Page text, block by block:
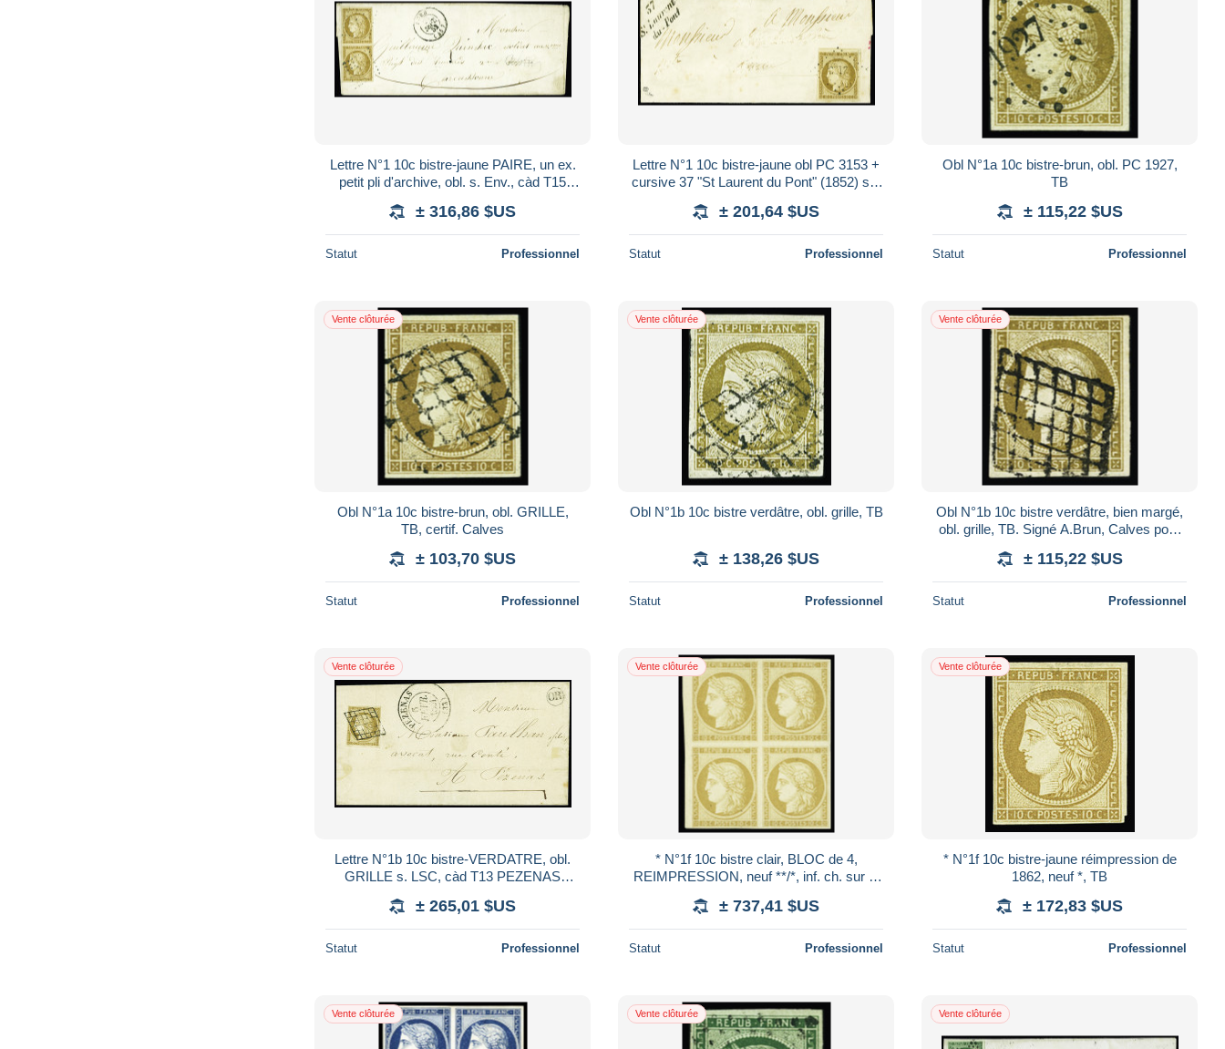
Lettre N°1 10c bistre-jaune PAIRE, un ex.
petit pli d'archive, obl. s. Env., càd T15
± 316,86 $US
Statut Professionnel
Lettre N°1 10c bistre-jaune obl PC 3153 +
cursive 37 "St Laurent du Pont" (1852) sur
± 201,64 $US
Statut Professionnel
Obl N°1a 10c bistre-brun, obl. PC 1927,
TB
± 115,22 $US
Statut Professionnel
Vente clôturée
Obl N°1a 10c bistre-brun, obl. GRILLE,
TB, certif. Calves
± 103,70 $US
Statut Professionnel
Vente clôturée
Obl N°1b 10c bistre verdâtre, obl. grille, TB
± 138,26 $US
Statut Professionnel
Vente clôturée
Obl N°1b 10c bistre verdâtre, bien margé,
obl. grille, TB. Signé A.Brun, Calves pour
± 115,22 $US
Statut Professionnel
Vente clôturée
Lettre N°1b 10c bistre-VERDATRE, obl.
GRILLE s. LSC, càd T13 PEZENAS
± 265,01 $US
Statut Professionnel
Vente clôturée
* N°1f 10c bistre clair, BLOC de 4,
REIMPRESSION, neuf **/*, inf. ch. sur la
± 737,41 $US
Statut Professionnel
Vente clôturée
* N°1f 10c bistre-jaune réimpression de
1862, neuf *, TB
± 172,83 $US
Statut Professionnel
Vente clôturée Vente clôturée Vente clôturée